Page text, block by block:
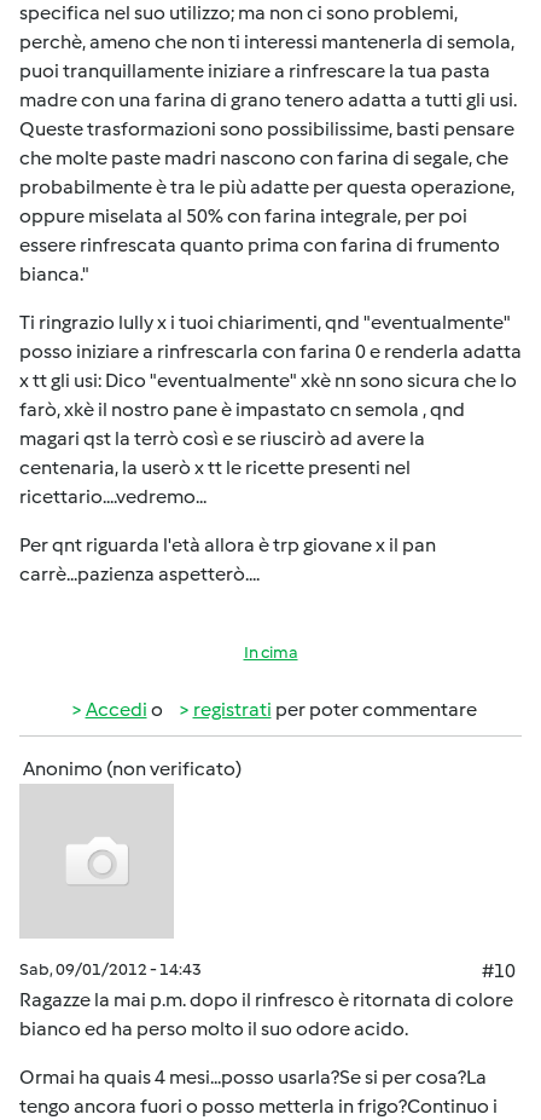
specifica nel suo utilizzo; ma non ci sono problemi,
perchè, ameno che non ti interessi mantenerla di semola,
puoi tranquillamente iniziare a rinfrescare la tua pasta
madre con una farina di grano tenero adatta a tutti gli usi.
Queste trasformazioni sono possibilissime, basti pensare
che molte paste madri nascono con farina di segale, che
probabilmente è tra le più adatte per questa operazione,
oppure miselata al 50% con farina integrale, per poi
essere rinfrescata quanto prima con farina di frumento
bianca."
Ti ringrazio lully x i tuoi chiarimenti, qnd "eventualmente"
posso iniziare a rinfrescarla con farina 0 e renderla adatta
x tt gli usi: Dico "eventualmente" xkè nn sono sicura che lo
farò, xkè il nostro pane è impastato cn semola , qnd
magari qst la terrò così e se riuscirò ad avere la
centenaria, la userò x tt le ricette presenti nel
ricettario....vedremo...
Per qnt riguarda l'età allora è trp giovane x il pan
carrè...pazienza aspetterò....
In cima
Accedi o registrati per poter commentare
Anonimo (non verificato)
Sab, 09/01/2012 - 14:43
#10
Ragazze la mai p.m. dopo il rinfresco è ritornata di colore
bianco ed ha perso molto il suo odore acido.
Ormai ha quais 4 mesi...posso usarla?Se si per cosa?La
tengo ancora fuori o posso metterla in frigo?Continuo i